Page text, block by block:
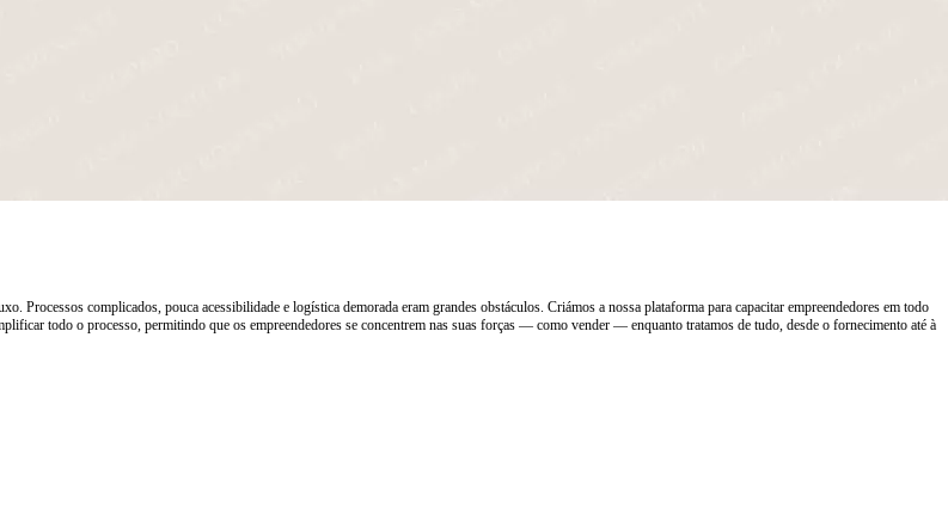
Processos complicados, pouca acessibilidade e logística demorada eram grandes obstáculos. Criámos a nossa plataforma para capacitar empreendedores em todo
todo o processo, permitindo que os empreendedores se concentrem nas suas forças — como vender — enquanto tratamos de tudo, desde o fornecimento até à